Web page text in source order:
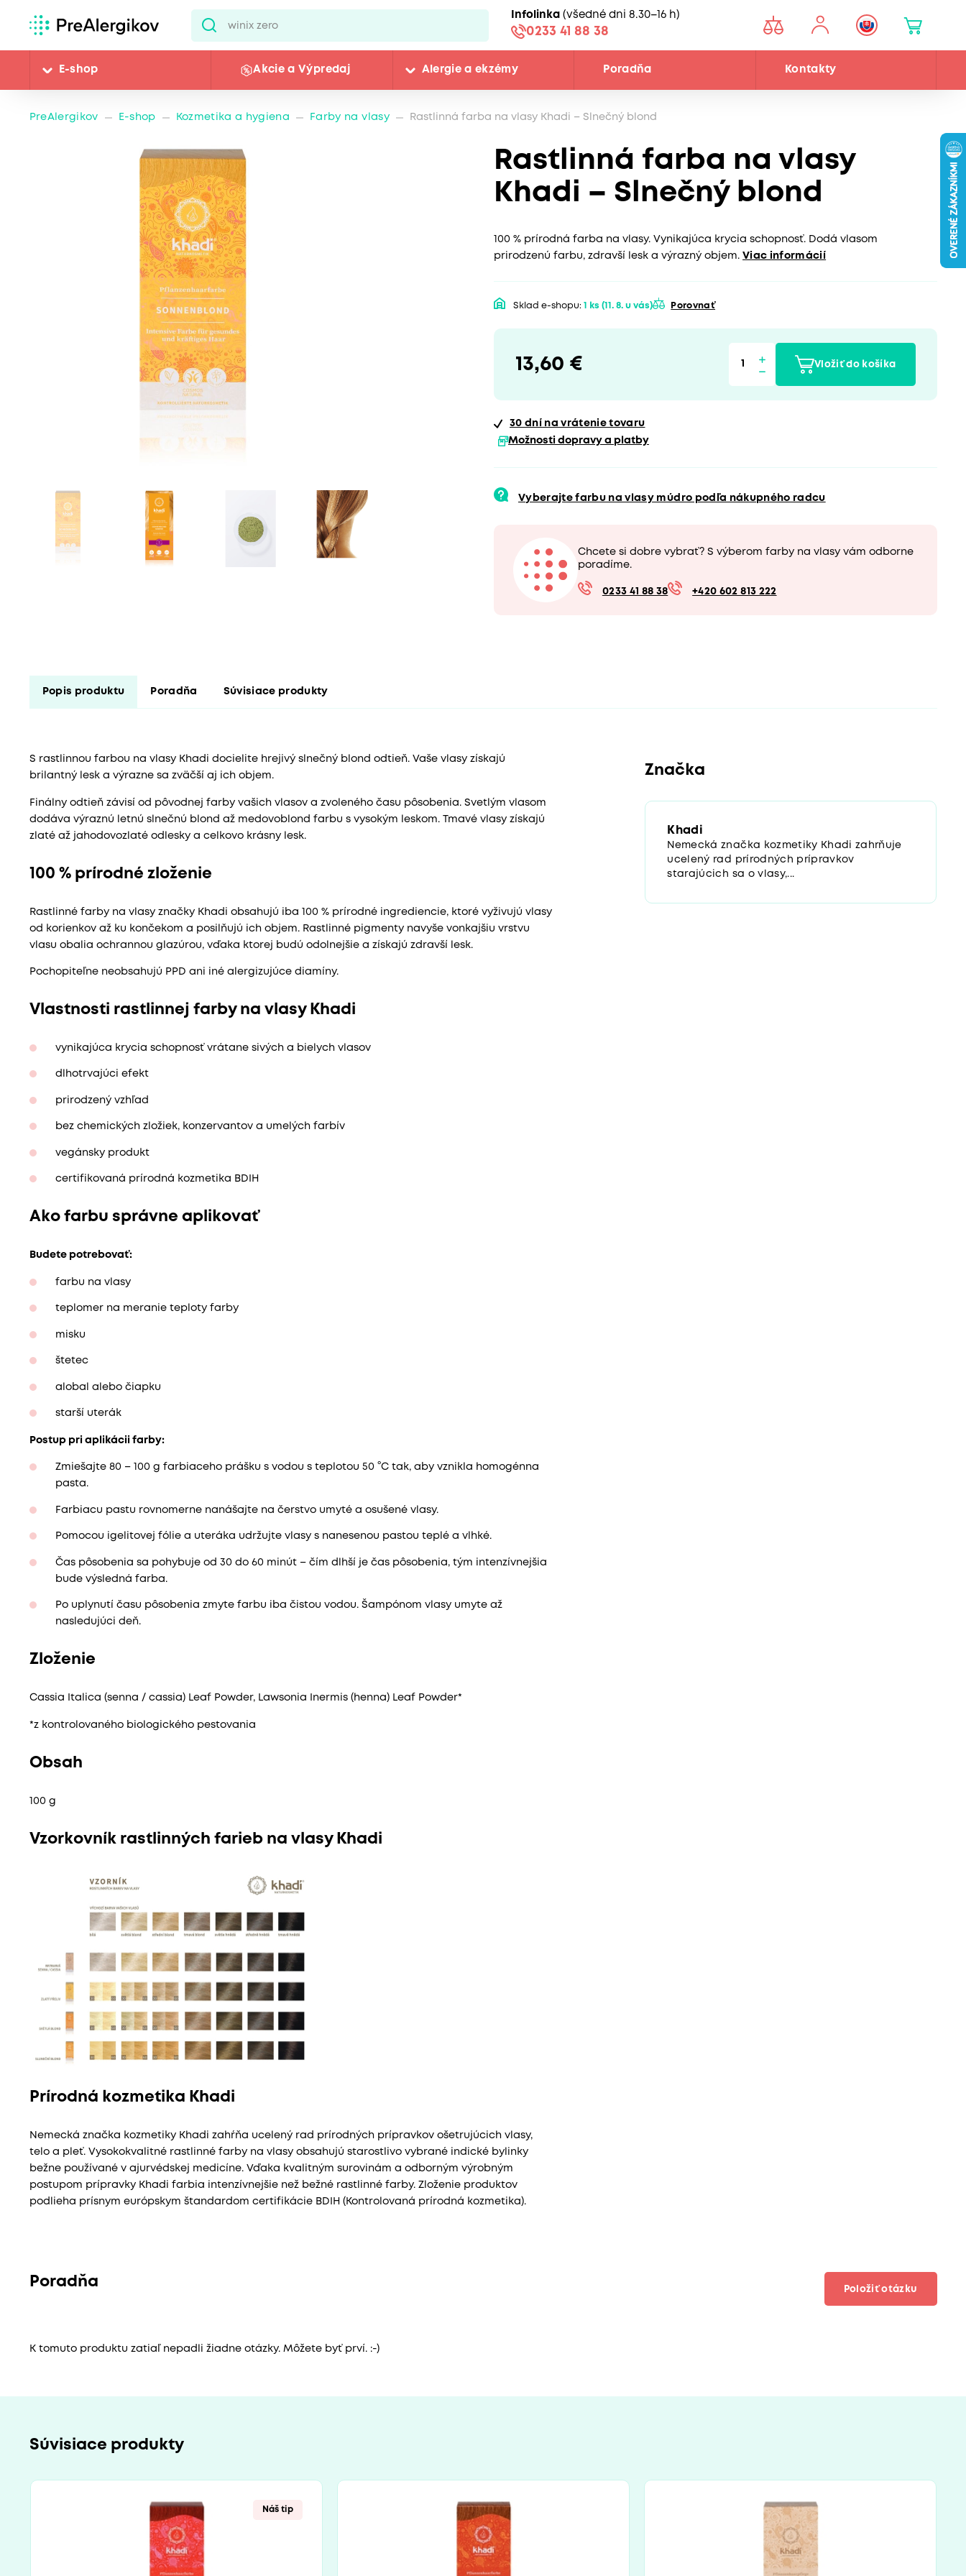
Infolinka (všedné dni 8.30–16 h)
0233 41 88 38
E-shop Akcie a Výpredaj Alergie a ekzémy Poradňa Kontakty
PreAlergikov E-shop Kozmetika a hygiena Farby na vlasy Rastlinná farba na vlasy Khadi – Slnečný blond
Rastlinná farba na vlasy
Khadi – Slnečný blond
100 % prírodná farba na vlasy. Vynikajúca krycia schopnosť. Dodá vlasom
prirodzenú farbu, zdravší lesk a výrazný objem. Viac informácií
Sklad e-shopu: 1 ks (11. 8. u vás) Porovnať
13,60 € Vložiť do košíka
30 dní na vrátenie tovaru
Možnosti dopravy a platby
Vyberajte farbu na vlasy múdro podľa nákupného radcu
Chcete si dobre vybrať? S výberom farby na vlasy vám odborne
poradíme.
0233 41 88 38 +420 602 813 222
Popis produktu Poradňa Súvisiace produkty
S rastlinnou farbou na vlasy Khadi docielite hrejivý slnečný blond odtieň. Vaše vlasy získajú
brilantný lesk a výrazne sa zväčší aj ich objem.
Finálny odtieň závisí od pôvodnej farby vašich vlasov a zvoleného času pôsobenia. Svetlým vlasom
dodáva výraznú letnú slnečnú blond až medovoblond farbu s vysokým leskom. Tmavé vlasy získajú
zlaté až jahodovozlaté odlesky a celkovo krásny lesk.
100 % prírodné zloženie
Rastlinné farby na vlasy značky Khadi obsahujú iba 100 % prírodné ingrediencie, ktoré vyživujú vlasy
od korienkov až ku končekom a posilňujú ich objem. Rastlinné pigmenty navyše vonkajšiu vrstvu
vlasu obalia ochrannou glazúrou, vďaka ktorej budú odolnejšie a získajú zdravší lesk.
Pochopiteľne neobsahujú PPD ani iné alergizujúce diamíny.
Vlastnosti rastlinnej farby na vlasy Khadi
vynikajúca krycia schopnosť vrátane sivých a bielych vlasov
dlhotrvajúci efekt
prirodzený vzhľad
bez chemických zložiek, konzervantov a umelých farbív
vegánsky produkt
certifikovaná prírodná kozmetika BDIH
Ako farbu správne aplikovať
Budete potrebovať:
farbu na vlasy
teplomer na meranie teploty farby
misku
štetec
alobal alebo čiapku
starší uterák
Postup pri aplikácii farby:
Zmiešajte 80 – 100 g farbiaceho prášku s vodou s teplotou 50 °C tak, aby vznikla homogénna
pasta.
Farbiacu pastu rovnomerne nanášajte na čerstvo umyté a osušené vlasy.
Pomocou igelitovej fólie a uteráka udržujte vlasy s nanesenou pastou teplé a vlhké.
Čas pôsobenia sa pohybuje od 30 do 60 minút – čím dlhší je čas pôsobenia, tým intenzívnejšia
bude výsledná farba.
Po uplynutí času pôsobenia zmyte farbu iba čistou vodou. Šampónom vlasy umyte až
nasledujúci deň.
Zloženie
Cassia Italica (senna / cassia) Leaf Powder, Lawsonia Inermis (henna) Leaf Powder*
*z kontrolovaného biologického pestovania
Obsah
100 g
Vzorkovník rastlinných farieb na vlasy Khadi
Prírodná kozmetika Khadi
Nemecká značka kozmetiky Khadi zahŕňa ucelený rad prírodných prípravkov ošetrujúcich vlasy,
telo a pleť. Vysokokvalitné rastlinné farby na vlasy obsahujú starostlivo vybrané indické bylinky
bežne používané v ajurvédskej medicíne. Vďaka kvalitným surovinám a odborným výrobným
postupom prípravky Khadi farbia intenzívnejšie než bežné rastlinné farby. Zloženie produktov
podlieha prísnym európskym štandardom certifikácie BDIH (Kontrolovaná prírodná kozmetika).
Značka
Khadi
Nemecká značka kozmetiky Khadi zahrňuje
ucelený rad prírodných prípravkov
starajúcich sa o vlasy,...
Poradňa Položiť otázku
K tomuto produktu zatiaľ nepadli žiadne otázky. Môžete byť prví. :-)
Súvisiace produkty
Náš tip